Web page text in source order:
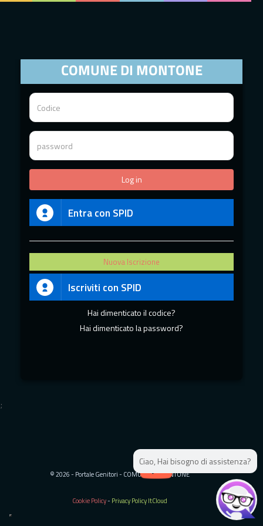
COMUNE DI MONTONE
Entra con SPID
Nuova Iscrizione
Iscriviti con SPID
Hai dimenticato il codice?
Hai dimenticato la password?
;
© 2026 - Portale Genitori - COMUNE DI MONTONE
Cookie Policy- Privacy Policy ItCloud
Ciao, Hai bisogno di assistenza?